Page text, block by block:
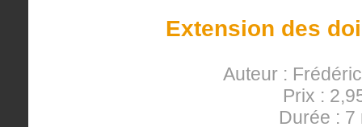
Extension des
Auteur :
Prix :
Durée : 7